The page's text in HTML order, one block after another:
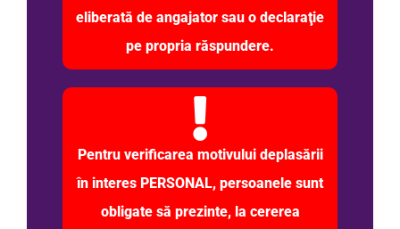
eliberată de angajator sau o declaraţie
pe propria răspundere.
Pentru verificarea motivului deplasării
în interes PERSONAL, persoanele sunt
obligate să prezinte, la cererea